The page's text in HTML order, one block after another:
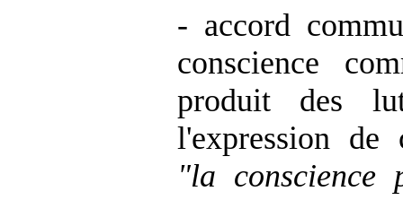
- accord
conscience
produit des
l'expression de
"la conscience